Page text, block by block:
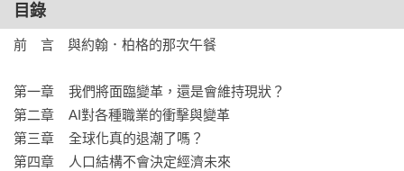
目錄
前　言　與約翰．柏格的那次午餐
第一章    我們將面臨變革，還是會維持現狀？
第二章    AI對各種職業的衝擊與變革
第三章    全球化真的退潮了嗎？
第四章    人口結構不會決定經濟未來